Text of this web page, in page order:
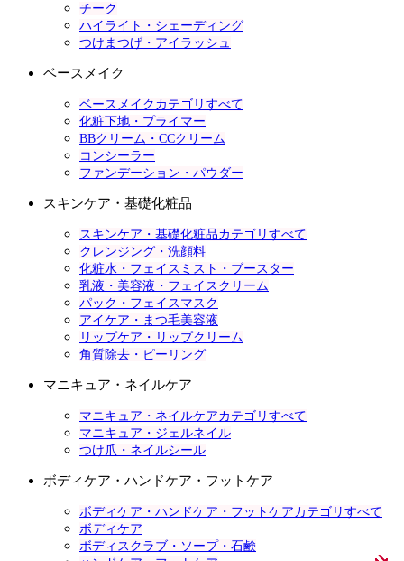
チーク
ハイライト・シェーディング
つけまつげ・アイラッシュ
ベースメイク
ベースメイクカテゴリすべて
化粧下地・プライマー
BBクリーム・CCクリーム
コンシーラー
ファンデーション・パウダー
スキンケア・基礎化粧品
スキンケア・基礎化粧品カテゴリすべて
クレンジング・洗顔料
化粧水・フェイスミスト・ブースター
乳液・美容液・フェイスクリーム
パック・フェイスマスク
アイケア・まつ毛美容液
リップケア・リップクリーム
角質除去・ピーリング
マニキュア・ネイルケア
マニキュア・ネイルケアカテゴリすべて
マニキュア・ジェルネイル
つけ爪・ネイルシール
ボディケア・ハンドケア・フットケア
ボディケア・ハンドケア・フットケアカテゴリすべて
ボディケア
ボディスクラブ・ソープ・石鹸